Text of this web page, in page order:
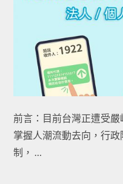
前言：目前台灣正遭受
掌握人潮流動去向，行
制， …